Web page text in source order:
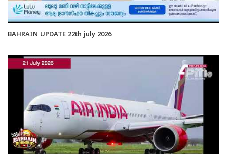
BAHRAIN UPDATE 22th july 2026